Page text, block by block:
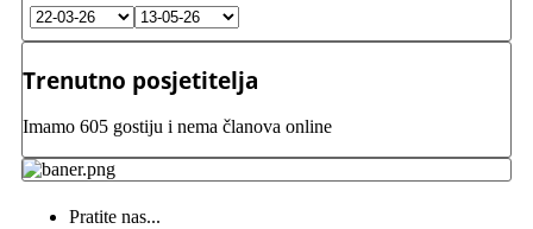
Trenutno posjetitelja
Imamo 605 gostiju i nema članova online
Pratite nas...